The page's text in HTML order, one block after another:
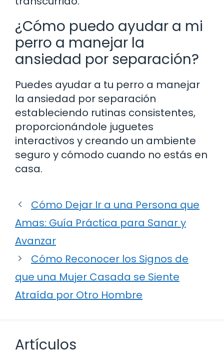
¿Cómo puedo ayudar a mi
perro a manejar la
ansiedad por separación?
Puedes ayudar a tu perro a manejar
la ansiedad por separación
estableciendo rutinas consistentes,
proporcionándole juguetes
interactivos y creando un ambiente
seguro y cómodo cuando no estás en
casa.
Cómo Dejar Ir a una Persona que
Amas: Guía Práctica para Sanar y
Avanzar
Cómo Reconocer los Signos de
que una Mujer Casada se Siente
Atraída por Otro Hombre
Artículos